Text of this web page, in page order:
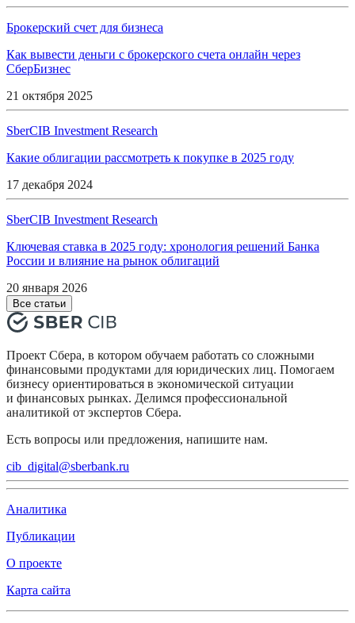
Брокерский счет для бизнеса
Как вывести деньги с брокерского счета онлайн через
СберБизнес
21 октября 2025
SberCIB Investment Research
Какие облигации рассмотреть к покупке в 2025 году
17 декабря 2024
SberCIB Investment Research
Ключевая ставка в 2025 году: хронология решений Банка
России и влияние на рынок облигаций
20 января 2026
Все статьи
Проект Сбера, в котором обучаем работать со сложными
финансовыми продуктами для юридических лиц. Помогаем
бизнесу ориентироваться в экономической ситуации
и финансовых рынках. Делимся профессиональной
аналитикой от экспертов Сбера.
Есть вопросы или предложения, напишите нам.
cib_digital@sberbank.ru
Аналитика
Публикации
О проекте
Карта сайта